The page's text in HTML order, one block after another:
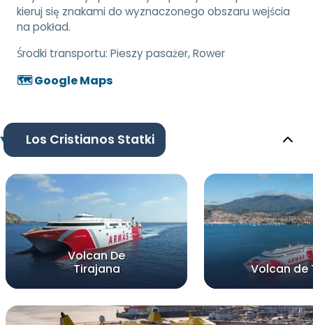
kieruj się znakami do wyznaczonego obszaru wejścia
na pokład.
Środki transportu: Pieszy pasażer, Rower
🗺️ Google Maps
Los Cristianos Statki
Volcan De
Tirajana
Volcan de